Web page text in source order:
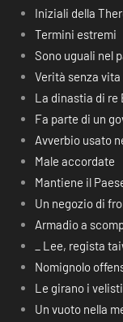
Iniziali della
Termini estremi
Sono uguali nel
Verità senza vita
La dinastia di re
Fa parte di un
Avverbio usato
Male accordate
Mantiene il
Un negozio di
Armadio a
_ Lee, regista
Nomignolo
Le girano i velisti
Un vuoto nella